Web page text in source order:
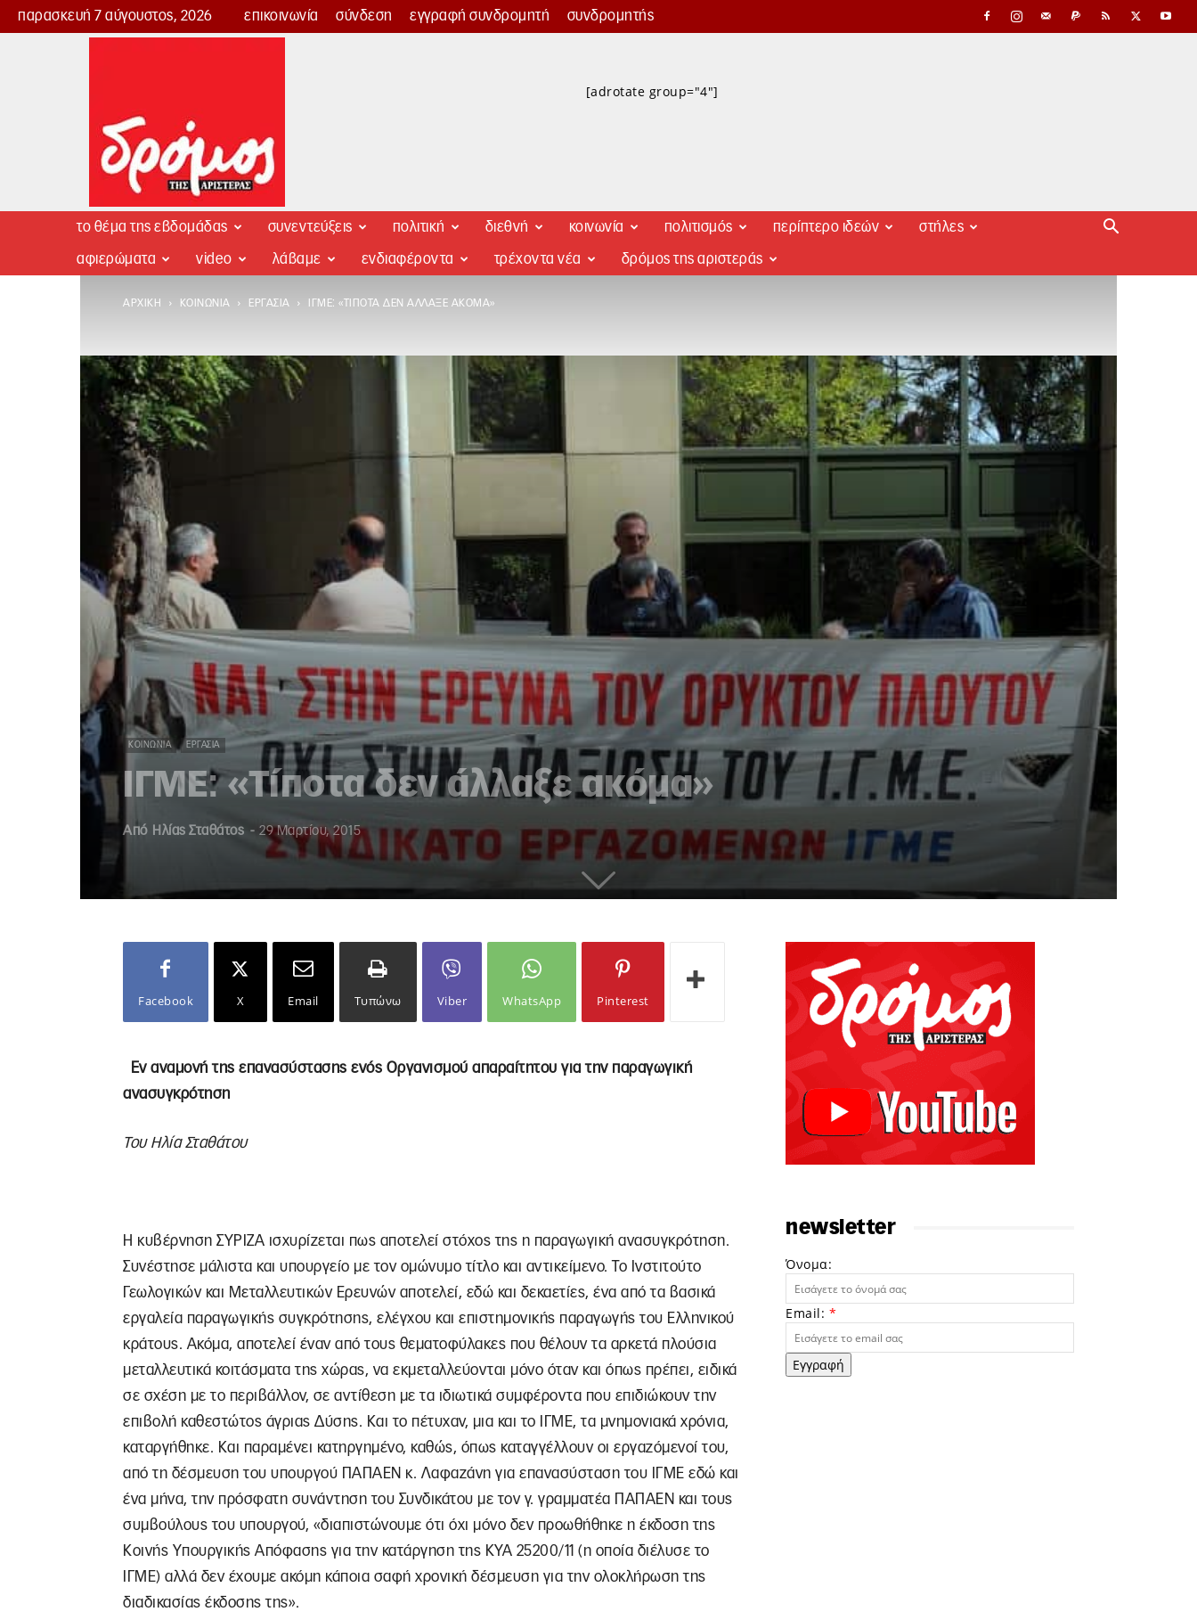
παρασκευή 7 αύγουστος, 2026 επικοινωνία σύνδεση εγγραφή συνδρομητή συνδρομητής
Δρόμος
[adrotate group="4"]
το θέμα της εβδομάδας συνεντεύξεις πολιτική διεθνή κοινωνία πολιτισμός περίπτερο ιδεών στήλες
αφιερώματα video λάβαμε ενδιαφέροντα τρέχοντα νέα δρόμος της αριστεράς
ΑΡΧΙΚΉ ΚΟΙΝΩΝΊΑ ΕΡΓΑΣΊΑ ΙΓΜΕ: «ΤΊΠΟΤΑ ΔΕΝ ΆΛΛΑΞΕ ΑΚΌΜΑ»
ΚΟΙΝΩΝΊΑ ΕΡΓΑΣΊΑ
ΙΓΜΕ: «Τίποτα δεν άλλαξε ακόμα»
Από Ηλίας Σταθάτος - 29 Μαρτίου, 2015
Facebook X Email Τυπώνω Viber WhatsApp Pinterest
Εν αναμονή της επανασύστασης ενός Οργανισμού απαραίτητου για την παραγωγική
ανασυγκρότηση
Του Ηλία Σταθάτου
Η κυβέρνηση ΣΥΡΙΖΑ ισχυρίζεται πως αποτελεί στόχος της η παραγωγική ανασυγκρότηση.
Συνέστησε μάλιστα και υπουργείο με τον ομώνυμο τίτλο και αντικείμενο. Το Ινστιτούτο
Γεωλογικών και Μεταλλευτικών Ερευνών αποτελεί, εδώ και δεκαετίες, ένα από τα βασικά
εργαλεία παραγωγικής συγκρότησης, ελέγχου και επιστημονικής παραγωγής του Ελληνικού
κράτους. Ακόμα, αποτελεί έναν από τους θεματοφύλακες που θέλουν τα αρκετά πλούσια
μεταλλευτικά κοιτάσματα της χώρας, να εκμεταλλεύονται μόνο όταν και όπως πρέπει, ειδικά
σε σχέση με το περιβάλλον, σε αντίθεση με τα ιδιωτικά συμφέροντα που επιδιώκουν την
επιβολή καθεστώτος άγριας Δύσης. Και το πέτυχαν, μια και το ΙΓΜΕ, τα μνημονιακά χρόνια,
καταργήθηκε. Και παραμένει κατηργημένο, καθώς, όπως καταγγέλλουν οι εργαζόμενοί του,
από τη δέσμευση του υπουργού ΠΑΠΑΕΝ κ. Λαφαζάνη για επανασύσταση του ΙΓΜΕ εδώ και
ένα μήνα, την πρόσφατη συνάντηση του Συνδικάτου με τον γ. γραμματέα ΠΑΠΑΕΝ και τους
συμβούλους του υπουργού, «διαπιστώνουμε ότι όχι μόνο δεν προωθήθηκε η έκδοση της
Κοινής Υπουργικής Απόφασης για την κατάργηση της ΚΥΑ 25200/11 (η οποία διέλυσε το
ΙΓΜΕ) αλλά δεν έχουμε ακόμη κάποια σαφή χρονική δέσμευση για την ολοκλήρωση της
διαδικασίας έκδοσης της».
newsletter
Όνομα:
Email: *
Εγγραφή